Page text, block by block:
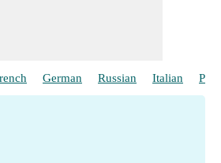
German Russian Italian